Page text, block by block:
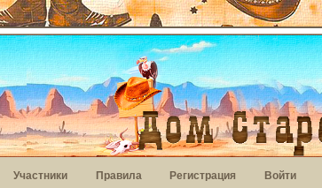
Участники Правила Регистрация Войти